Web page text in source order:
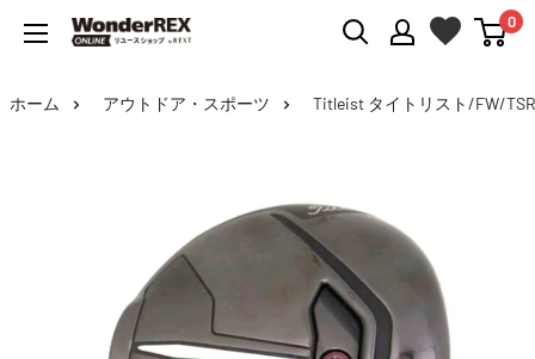
WonderREX
0
ホーム アウトドア・スポーツ Titleist タイトリスト/FW/